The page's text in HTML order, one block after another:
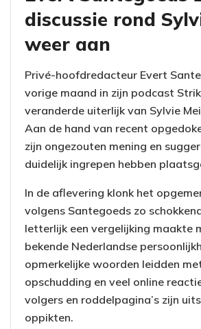
discussie rond
weer aan
Privé-hoofdredacteur Evert
vorige maand in zijn podcast
veranderde uiterlijk van Sylvie
Aan de hand van recent
zijn ongezouten mening en
duidelijk ingrepen hebben
In de aflevering klonk het
volgens Santegoeds zo
letterlijk een vergelijking maakte
bekende Nederlandse
opmerkelijke woorden leidden
opschudding en veel online
volgers en roddelpagina’s zijn
oppikten.